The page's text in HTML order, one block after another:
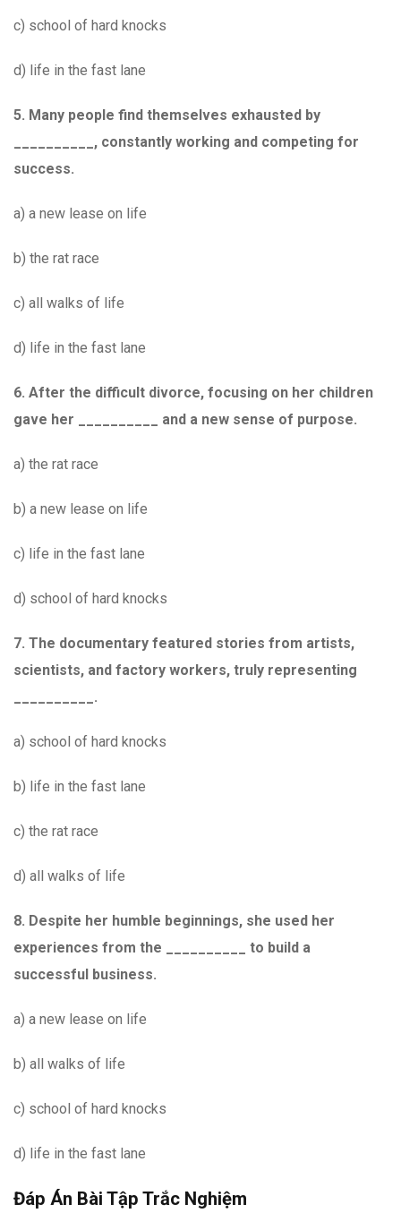
c) school of hard knocks
d) life in the fast lane
5. Many people find themselves exhausted by
__________, constantly working and competing for
success.
a) a new lease on life
b) the rat race
c) all walks of life
d) life in the fast lane
6. After the difficult divorce, focusing on her children
gave her __________ and a new sense of purpose.
a) the rat race
b) a new lease on life
c) life in the fast lane
d) school of hard knocks
7. The documentary featured stories from artists,
scientists, and factory workers, truly representing
__________.
a) school of hard knocks
b) life in the fast lane
c) the rat race
d) all walks of life
8. Despite her humble beginnings, she used her
experiences from the __________ to build a
successful business.
a) a new lease on life
b) all walks of life
c) school of hard knocks
d) life in the fast lane
Đáp Án Bài Tập Trắc Nghiệm